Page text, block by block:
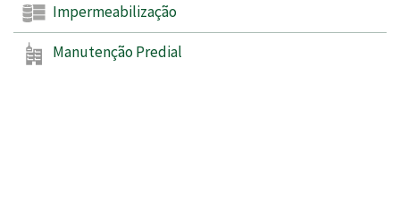
Impermeabilização
Manutenção Predial